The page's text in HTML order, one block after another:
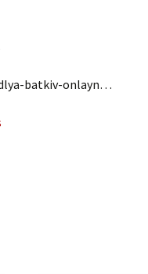
batkiv-onlayn…